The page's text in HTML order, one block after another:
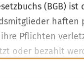
(BGB)
haften
Pflichten
oder bezahlt